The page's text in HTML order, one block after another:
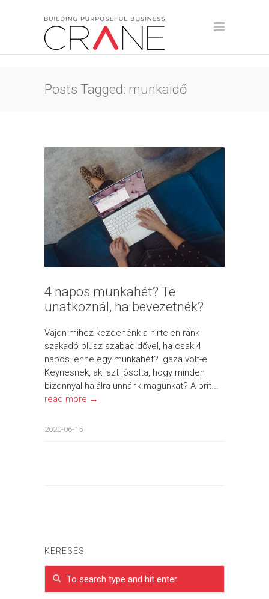
Posts Tagged: munkaidő
4 napos munkahét? Te
unatkoznál, ha bevezetnék?
Vajon mihez kezdenénk a hirtelen ránk
szakadó plusz szabadidővel, ha csak 4
napos lenne egy munkahét? Igaza volt-e
Keynesnek, aki azt jósolta, hogy minden
bizonnyal halálra unnánk magunkat? A brit...
read more →
2020-06-15
KERESÉS